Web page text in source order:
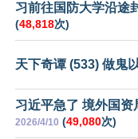
习前往国防大学沿途
(48,818次)
天下奇谭 (533) 做鬼
习近平急了 境外国
2026/4/10 (49,080次)